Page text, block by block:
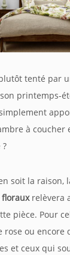
tenté par
printemps-
à coucher
?
soit la raison,
relèvera
pièce. Pour
rose ou encore
et ceux qui